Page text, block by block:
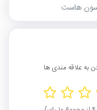
هاست
به علاقه مندی ها